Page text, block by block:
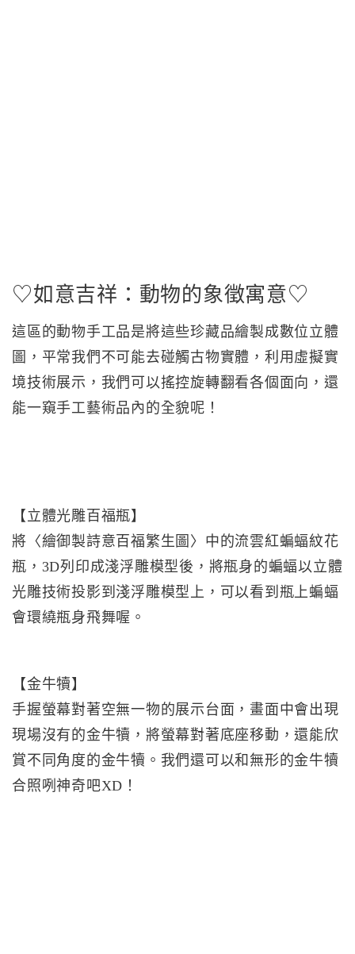
♡如意吉祥：動物的象徵寓意♡
這區的動物手工品是將這些珍藏品繪製成數位立體
圖，平常我們不可能去碰觸古物實體，利用虛擬實
境技術展示，我們可以搖控旋轉翻看各個面向，還
能一窺手工藝術品內的全貌呢！
【立體光雕百福瓶】
將〈繪御製詩意百福繁生圖〉中的流雲紅蝙蝠紋花
瓶，3D列印成淺浮雕模型後，將瓶身的蝙蝠以立體
光雕技術投影到淺浮雕模型上，可以看到瓶上蝙蝠
會環繞瓶身飛舞喔。
【金牛犢】
手握螢幕對著空無一物的展示台面，畫面中會出現
現場沒有的金牛犢，將螢幕對著底座移動，還能欣
賞不同角度的金牛犢。我們還可以和無形的金牛犢
合照咧神奇吧XD！